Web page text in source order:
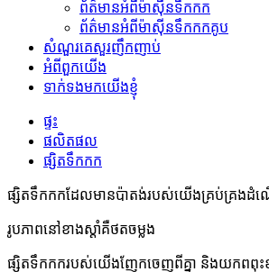
ព័ត៌មានអំពីម៉ាស៊ីនទឹកកក
ព័ត៌មានអំពីម៉ាស៊ីនទឹកកកគូប
សំណួរគេសួរញឹកញាប់
អំពីពួកយើង
ទាក់ទងមកយើងខ្ញុំ
ផ្ទះ
ផលិតផល
ផ្សិតទឹកកក
ផ្សិតទឹកកកដែលមានប៉ាតង់របស់យើងគ្រប់គ្រងដំណ
រូបភាពនៅខាងស្តាំគឺថតចម្លង
ផ្សិតទឹកកករបស់យើងញែកចេញពីគ្នា និងយកពពុះ